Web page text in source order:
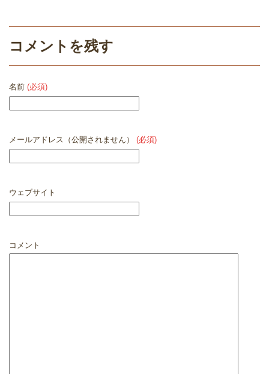
コメントを残す
名前 (必須)
メールアドレス（公開されません） (必須)
ウェブサイト
コメント